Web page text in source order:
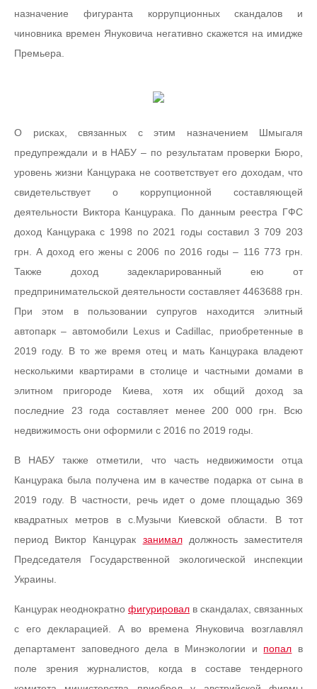
назначение фигуранта коррупционных скандалов и
чиновника времен Януковича негативно скажется на имидже
Премьера.
О рисках, связанных с этим назначением Шмыгаля
предупреждали и в НАБУ – по результатам проверки Бюро,
уровень жизни Канцурака не соответствует его доходам, что
свидетельствует о коррупционной составляющей
деятельности Виктора Канцурака. По данным реестра ГФС
доход Канцурака с 1998 по 2021 годы составил 3 709 203
грн. А доход его жены с 2006 по 2016 годы – 116 773 грн.
Также доход задекларированный ею от
предпринимательской деятельности составляет 4463688 грн.
При этом в пользовании супругов находится элитный
автопарк – автомобили Lexus и Cadillac, приобретенные в
2019 году. В то же время отец и мать Канцурака владеют
несколькими квартирами в столице и частными домами в
элитном пригороде Киева, хотя их общий доход за
последние 23 года составляет менее 200 000 грн. Всю
недвижимость они оформили с 2016 по 2019 годы.
В НАБУ также отметили, что часть недвижимости отца
Канцурака была получена им в качестве подарка от сына в
2019 году. В частности, речь идет о доме площадью 369
квадратных метров в с.Музычи Киевской области. В тот
период Виктор Канцурак занималдолжность заместителя
Председателя Государственной экологической инспекции
Украины.
Канцурак неоднократно фигурировал в скандалах, связанных
с его декларацией. А во времена Януковича возглавлял
департамент заповедного дела в Минэкологии и попал в
поле зрения журналистов, когда в составе тендерного